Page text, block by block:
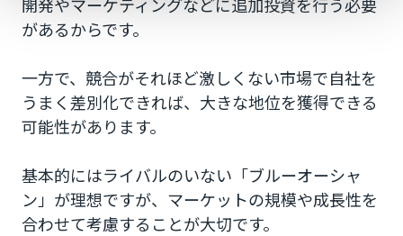
があるからです。
一方で、競合がそれほど激しくない市場で自社を
うまく差別化できれば、大きな地位を獲得できる
可能性があります。
基本的にはライバルのいない「ブルーオーシャ
ン」が理想ですが、マーケットの規模や成長性を
合わせて考慮することが大切です。